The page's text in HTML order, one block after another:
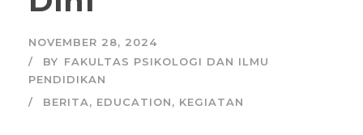
NOVEMBER 28, 2024
BY FAKULTAS PSIKOLOGI DAN ILMU
PENDIDIKAN
BERITA, EDUCATION, KEGIATAN